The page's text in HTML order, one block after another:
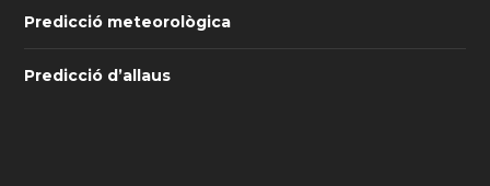
Predicció meteorològica
Predicció d’allaus